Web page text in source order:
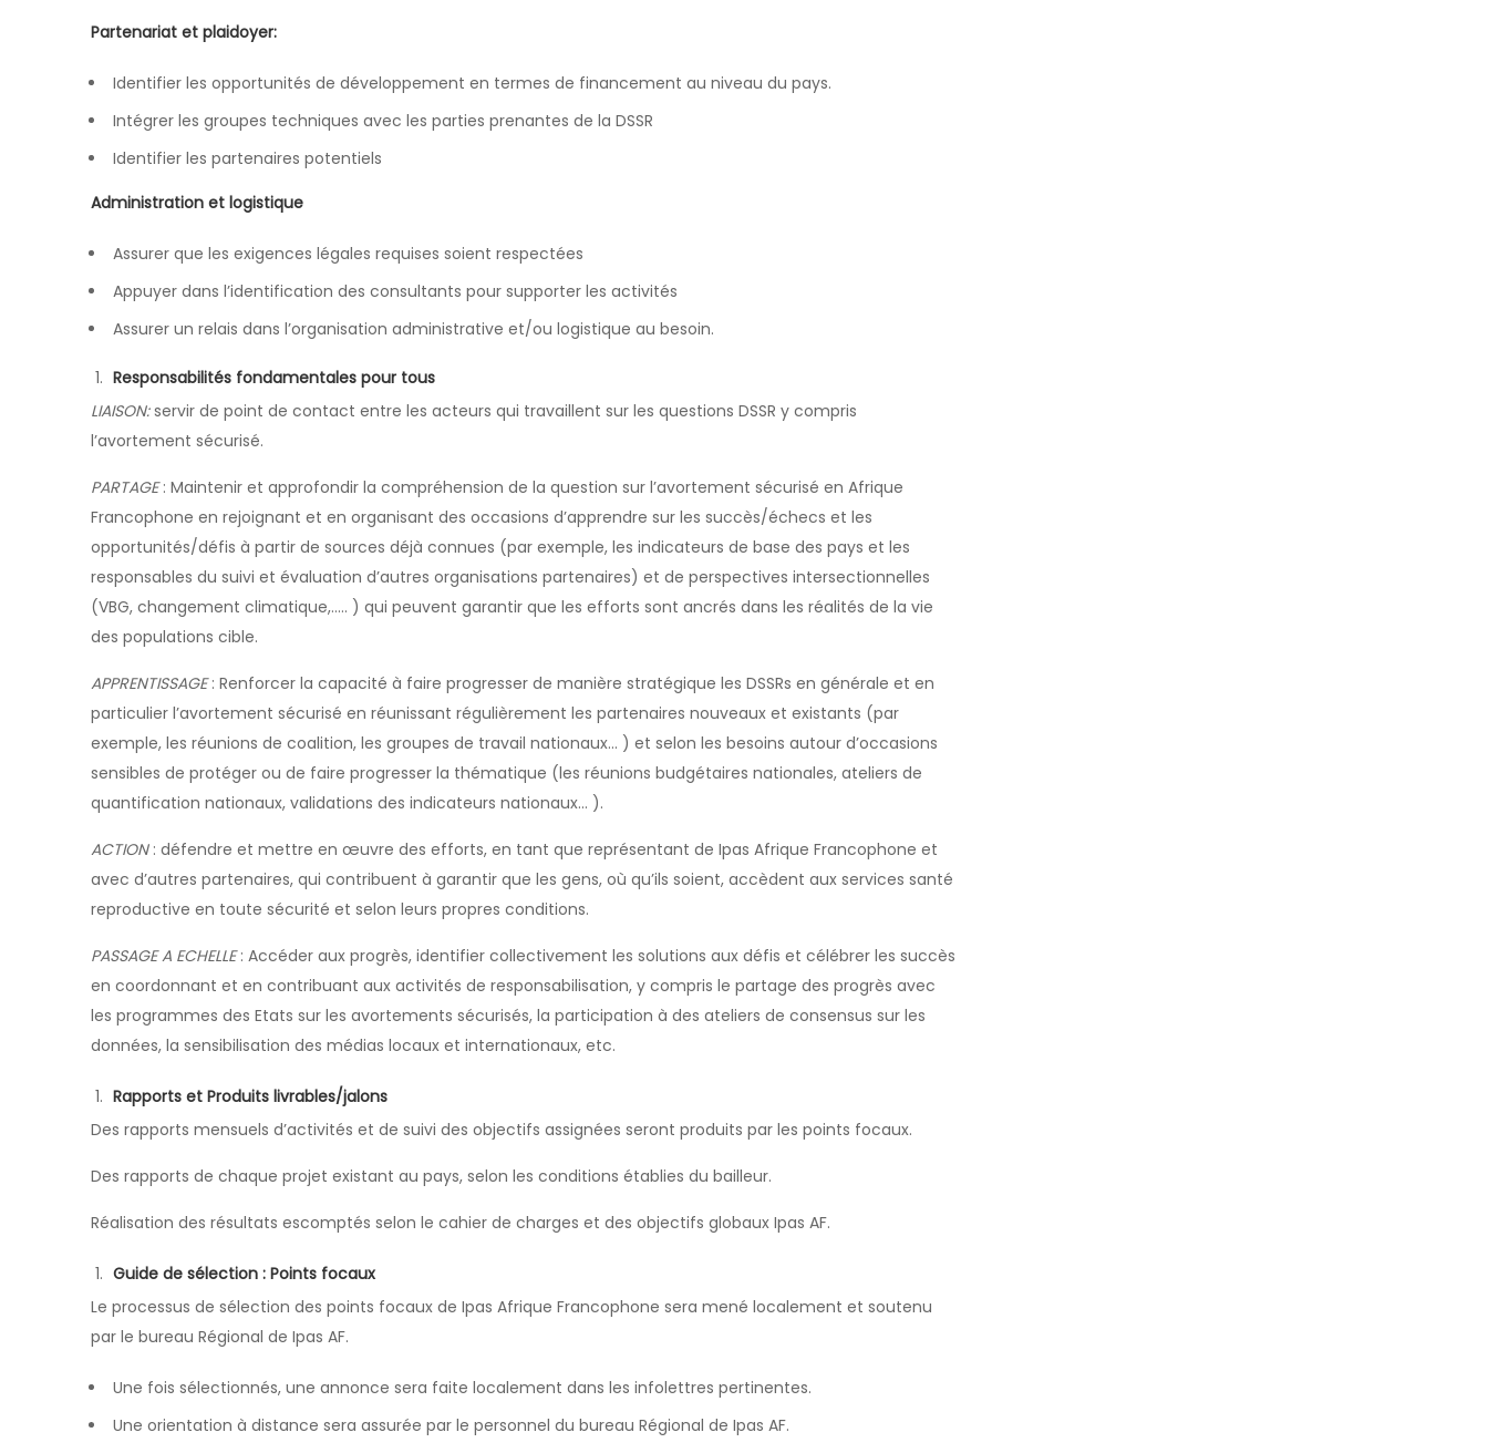
Partenariat et plaidoyer:
Identifier les opportunités de développement en termes de financement au niveau du pays.
Intégrer les groupes techniques avec les parties prenantes de la DSSR
Identifier les partenaires potentiels
Administration et logistique
Assurer que les exigences légales requises soient respectées
Appuyer dans l’identification des consultants pour supporter les activités
Assurer un relais dans l’organisation administrative et/ou logistique au besoin.
Responsabilités fondamentales pour tous
LIAISON:servir de point de contact entre les acteurs qui travaillent sur les questions DSSR y compris
l’avortement sécurisé.
PARTAGE: Maintenir et approfondir la compréhension de la question sur l’avortement sécurisé en Afrique
Francophone en rejoignant et en organisant des occasions d’apprendre sur les succès/échecs et les
opportunités/défis à partir de sources déjà connues (par exemple, les indicateurs de base des pays et les
responsables du suivi et évaluation d’autres organisations partenaires) et de perspectives intersectionnelles
(VBG, changement climatique,….. ) qui peuvent garantir que les efforts sont ancrés dans les réalités de la vie
des populations cible.
APPRENTISSAGE: Renforcer la capacité à faire progresser de manière stratégique les DSSRs en générale et en
particulier l’avortement sécurisé en réunissant régulièrement les partenaires nouveaux et existants (par
exemple, les réunions de coalition, les groupes de travail nationaux… ) et selon les besoins autour d’occasions
sensibles de protéger ou de faire progresser la thématique (les réunions budgétaires nationales, ateliers de
quantification nationaux, validations des indicateurs nationaux… ).
ACTION: défendre et mettre en œuvre des efforts, en tant que représentant de Ipas Afrique Francophone et
avec d’autres partenaires, qui contribuent à garantir que les gens, où qu’ils soient, accèdent aux services santé
reproductive en toute sécurité et selon leurs propres conditions.
PASSAGE A ECHELLE: Accéder aux progrès, identifier collectivement les solutions aux défis et célébrer les succès
en coordonnant et en contribuant aux activités de responsabilisation, y compris le partage des progrès avec
les programmes des Etats sur les avortements sécurisés, la participation à des ateliers de consensus sur les
données, la sensibilisation des médias locaux et internationaux, etc.
Rapports et Produits livrables/jalons
Des rapports mensuels d’activités et de suivi des objectifs assignées seront produits par les points focaux.
Des rapports de chaque projet existant au pays, selon les conditions établies du bailleur.
Réalisation des résultats escomptés selon le cahier de charges et des objectifs globaux Ipas AF.
Guide de sélection : Points focaux
Le processus de sélection des points focaux de Ipas Afrique Francophone sera mené localement et soutenu
par le bureau Régional de Ipas AF.
Une fois sélectionnés, une annonce sera faite localement dans les infolettres pertinentes.
Une orientation à distance sera assurée par le personnel du bureau Régional de Ipas AF.